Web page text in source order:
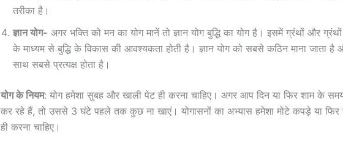
तरीका है।
ज्ञान योग- अगर भक्ति को मन का योग मानें तो ज्ञान योग बुद्धि का योग है। इसमें ग्रंथों और
के माध्यम से बुद्धि के विकास की आवश्यकता होती है। ज्ञान योग को सबसे कठिन माना जाता है
साथ सबसे प्रत्यक्ष होता है।
योग के नियम: योग हमेशा सुबह और खाली पेट ही करना चाहिए। अगर आप दिन या फिर शाम के समय
कर रहे हैं, तो उससे 3 घंटे पहले तक कुछ ना खाएं। योगासनों का अभ्यास हमेशा मोटे कपड़े या फिर
ही करना चाहिए।